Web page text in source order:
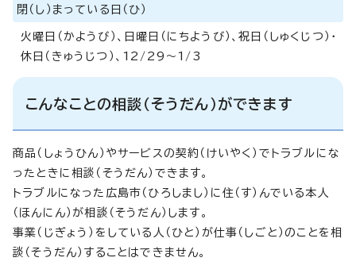
閉（し）まっている日（ひ）
火曜日（かようび）、日曜日（にちようび）、祝日（しゅくじつ）・
休日（きゅうじつ）、12/29～1/3
こんなことの相談（そうだん）ができます
商品（しょうひん）やサービスの契約（けいやく）でトラブルにな
ったときに相談（そうだん）できます。
トラブルになった広島市（ひろしまし）に住（す）んでいる本人
（ほんにん）が相談（そうだん）します。
事業（じぎょう）をしている人（ひと）が仕事（しごと）のことを相
談（そうだん）することはできません。